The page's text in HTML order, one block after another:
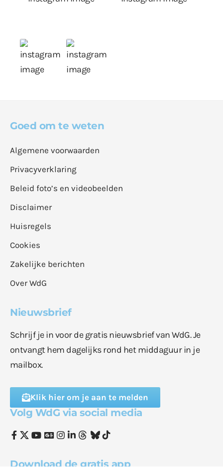
Goed om te weten
Algemene voorwaarden
Privacyverklaring
Beleid foto’s en videobeelden
Disclaimer
Huisregels
Cookies
Zakelijke berichten
Over WdG
Nieuwsbrief
Schrijf je in voor de gratis nieuwsbrief van WdG. Je
ontvangt hem dagelijks rond het middaguur in je
mailbox.
Klik hier om je aan te melden
Volg WdG via social media
Download de gratis app